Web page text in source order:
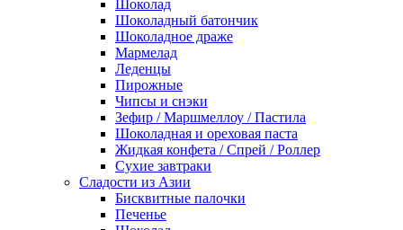
Шоколад
Шоколадный батончик
Шоколадное драже
Мармелад
Леденцы
Пирожные
Чипсы и снэки
Зефир / Маршмеллоу / Пастила
Шоколадная и ореховая паста
Жидкая конфета / Спрей / Роллер
Сухие завтраки
Сладости из Азии
Бисквитные палочки
Печенье